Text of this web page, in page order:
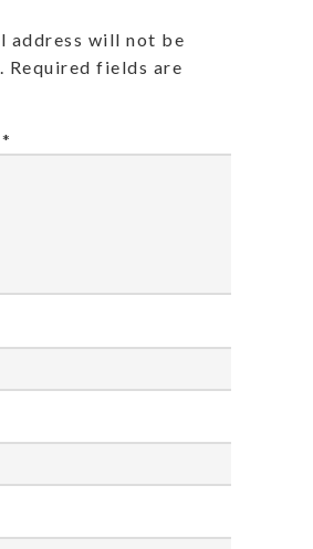
address will not be
Required fields are
*